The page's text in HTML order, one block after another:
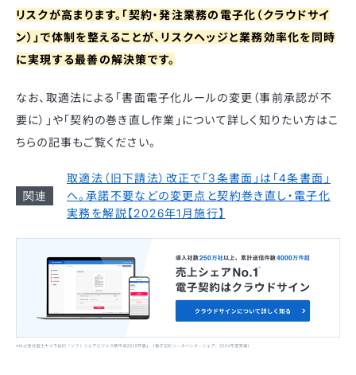
リスクが高まります。「契約・発注業務の電子化（クラウドサイ
ン）」で体制を整えることが、リスクヘッジと業務効率化を同時
に実現する最善の解決策です。
なお、取適法による「書面電子化ルールの変更（事前承認が不
要に）」や「契約の巻き直し作業」について詳しく知りたい方はこ
ちらの記事もご覧ください。
取適法（旧下請法）改正で「3条書面」は「4条書面」
へ。承諾不要などの変更点と契約巻き直し・電子化
実務を解説【2026年1月施行】